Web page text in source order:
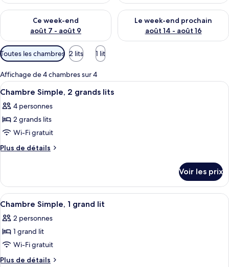
Ce week-end
août 7 - août 9
Vérifier la disponibilité pour ce week-end août 7 - août 9
Le week-end prochain
août 14 - août 16
Vérifier la disponibilité pour
Filtres
disponibles
pour
les
chambres
Toutes les chambres 2 lits 1 lit
Affichage de 4 chambres sur 4
Afficher
toutes
les
photos
pour
ce
chambre :
Chambre
Simple,
2
grands
lits
Une chambre d’hôtel avec un
5
Chambre Simple, 2 grands lits
4 personnes
2 grands lits
Wi-Fi gratuit
Plus de détails
Plus
le
type
de
Chambre
Simple,
grands
lits
Voir les prix
Afficher
toutes
les
photos
pour
ce
Une chambre d’hôtel comprenant
4
Chambre Simple, 1 grand lit
2 personnes
1 grand lit
Wi-Fi gratuit
Plus de détails
Plus